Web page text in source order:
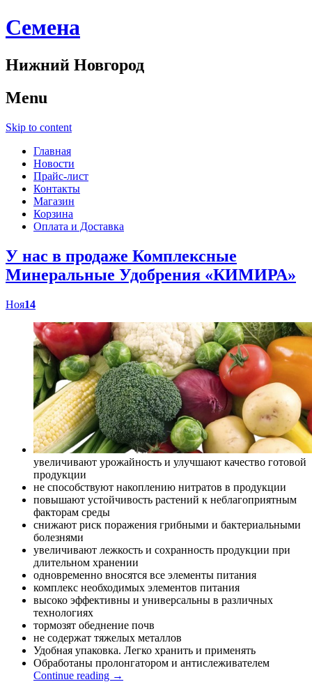
Cемена
Нижний Новгород
Menu
Skip to content
Главная
Новости
Прайс-лист
Контакты
Магазин
Корзина
Оплата и Доставка
У нас в продаже Комплексные
Минеральные Удобрения «КИМИРА»
Ноя14
увеличивают урожайность и улучшают качество готовой
продукции
не способствуют накоплению нитратов в продукции
повышают устойчивость растений к неблагоприятным
факторам среды
снижают риск поражения грибными и бактериальными
болезнями
увеличивают лежкость и сохранность продукции при
длительном хранении
одновременно вносятся все элементы питания
комплекс необходимых элементов питания
высоко эффективны и универсальны в различных
технологиях
тормозят обеднение почв
не содержат тяжелых металлов
Удобная упаковка. Легко хранить и применять
Обработаны пролонгатором и антислеживателем
Continue reading →